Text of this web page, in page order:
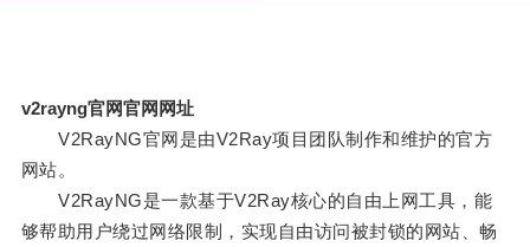
v2rayng官网官网网址
V2RayNG官网是由V2Ray项目团队制作和维护的官方
网站。
V2RayNG是一款基于V2Ray核心的自由上网工具，能
够帮助用户绕过网络限制，实现自由访问被封锁的网站、畅